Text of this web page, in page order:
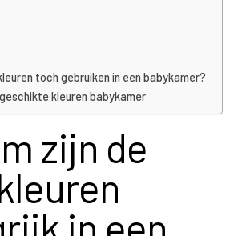
toch gebruiken in een babykamer?
kleuren babykamer
zijn de